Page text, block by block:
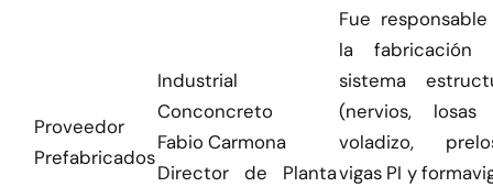
Proveedor
Prefabricados
Industrial
Conconcreto
Fabio Carmona
Director de Planta
Fue
la fabricación
sistema
(nervios,
voladizo,
vigas PI y